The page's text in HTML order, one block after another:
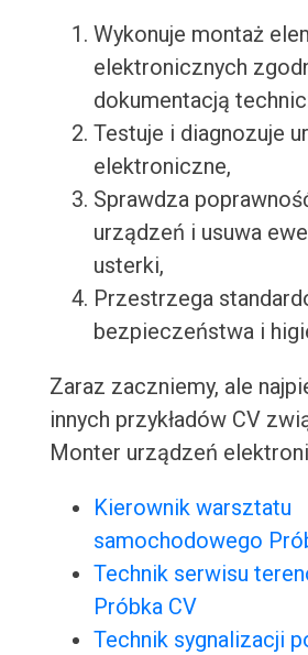
Wykonuje montaż
elektronicznych
dokumentacją
Testuje i diagnozuje
elektroniczne,
Sprawdza
urządzeń i usuwa
usterki,
Przestrzega
bezpieczeństwa i
Zaraz zaczniemy, ale
innych przykładów CV
Monter urządzeń
Kierownik warsztatu
samochodowego
Technik serwisu
Próbka CV
Technik sygnalizacji